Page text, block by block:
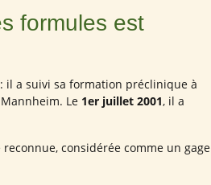
formules est
il a suivi sa formation préclinique à
Le 1er juillet 2001, il a
considérée comme un gage